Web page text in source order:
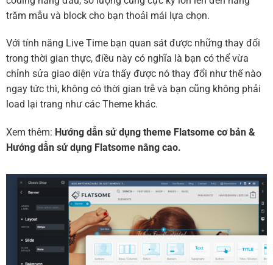
trăm mẫu và block cho bạn thoải mái lựa chọn.
Với tính năng Live Time bạn quan sát được những thay đổi
trong thời gian thực, điều này có nghĩa là bạn có thể vừa
chỉnh sửa giao diện vừa thấy được nó thay đổi như thế nào
ngay tức thì, không có thời gian trễ và bạn cũng không phải
load lại trang như các Theme khác.
Xem thêm: Hướng dẫn sử dụng theme Flatsome cơ bản &
Hướng dẫn sử dụng Flatsome nâng cao.